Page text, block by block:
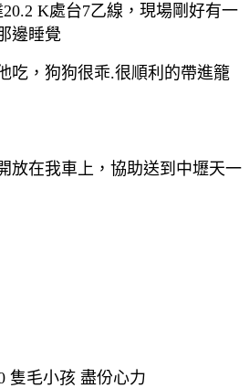
K處台7乙線，現場剛好有一
邊睡覺
吃，狗狗很乖.很順利的帶進籠
放在我車上，協助送到中壢天一
隻毛小孩 盡份心力